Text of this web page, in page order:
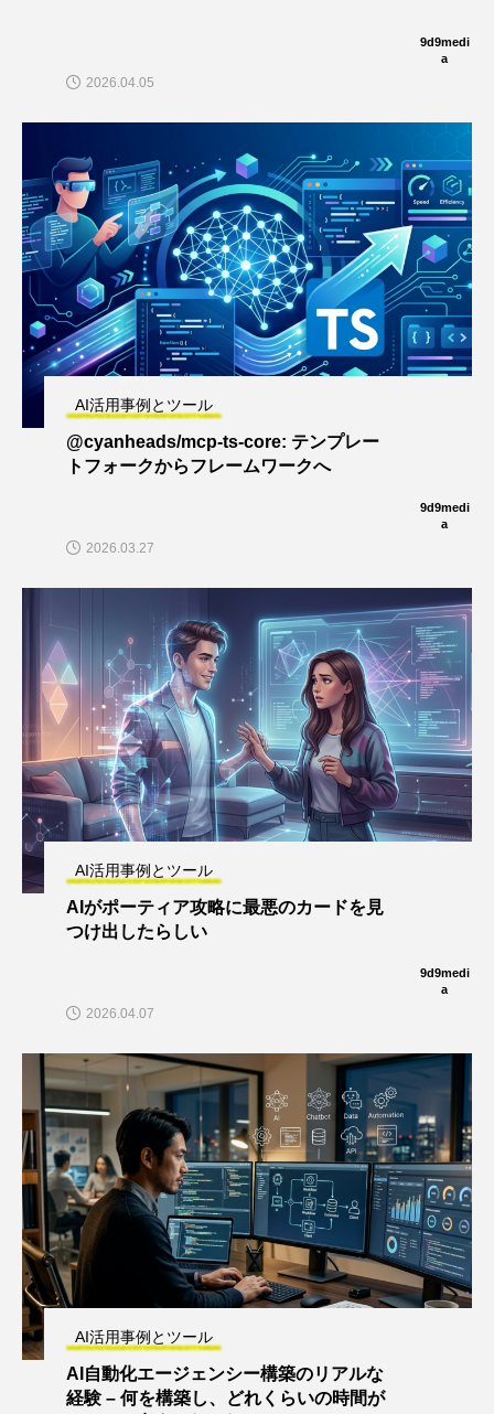
9d9medi
a
2026.04.05
AI活用事例とツール
@cyanheads/mcp-ts-core: テンプレー
トフォークからフレームワークへ
9d9medi
a
2026.03.27
AI活用事例とツール
AIがポーティア攻略に最悪のカードを見
つけ出したらしい
9d9medi
a
2026.04.07
AI活用事例とツール
AI自動化エージェンシー構築のリアルな
経験 – 何を構築し、どれくらいの時間が